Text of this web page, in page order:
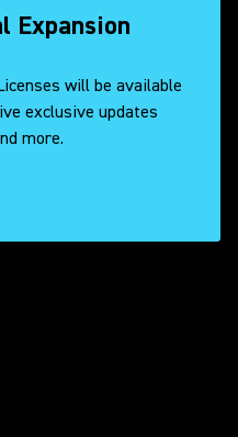
Expansion
will be available
exclusive updates
more.